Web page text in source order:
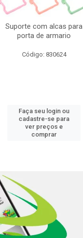
Suporte com alcas para
porta de armario
Código: 830624
Faça seu login ou
cadastre-se para
ver preços e
comprar